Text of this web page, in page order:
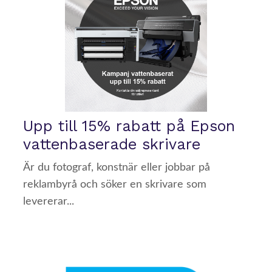
Upp till 15% rabatt på Epson
vattenbaserade skrivare
Är du fotograf, konstnär eller jobbar på
reklambyrå och söker en skrivare som
levererar...